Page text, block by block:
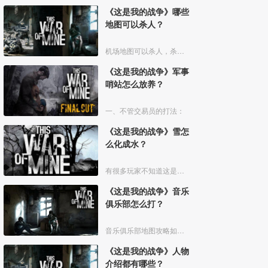
《这是我的战争》哪些
地图可以杀人？
《这是我的战争》军事
哨站怎么放养？
一、不管交易员的打法：
《这是我的战争》雪怎
么化成水？
《这是我的战争》音乐
俱乐部怎么打？
《这是我的战争》人物
介绍都有哪些？